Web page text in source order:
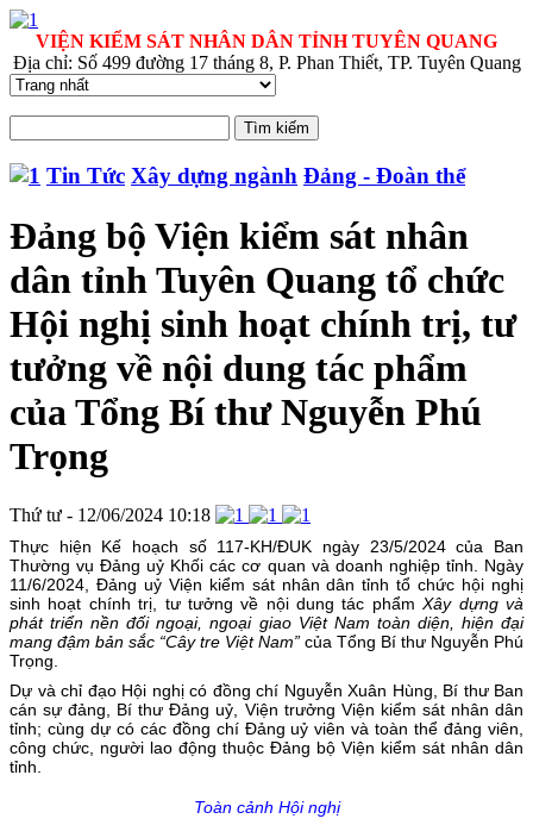
VIỆN KIỂM SÁT NHÂN DÂN TỈNH TUYÊN QUANG
Địa chỉ: Số 499 đường 17 tháng 8, P. Phan Thiết, TP. Tuyên Quang
Tin Tức Xây dựng ngành Đảng - Đoàn thể
Đảng bộ Viện kiểm sát nhân
dân tỉnh Tuyên Quang tổ chức
Hội nghị sinh hoạt chính trị, tư
tưởng về nội dung tác phẩm
của Tổng Bí thư Nguyễn Phú
Trọng
Thứ tư - 12/06/2024 10:18
Thực hiện Kế hoạch số 117-KH/ĐUK ngày 23/5/2024 của Ban
Thường vụ Đảng uỷ Khối các cơ quan và doanh nghiệp tỉnh. Ngày
11/6/2024, Đảng uỷ Viện kiểm sát nhân dân tỉnh tổ chức hội nghị
sinh hoạt chính trị, tư tưởng về nội dung tác phẩmXây dựng và
phát triển nền đối ngoại, ngoại giao Việt Nam toàn diện, hiện đại
mang đậm bản sắc “Cây tre Việt Nam” của Tổng Bí thư Nguyễn Phú
Trọng.
Dự và chỉ đạo Hội nghị có đồng chí Nguyễn Xuân Hùng, Bí thư Ban
cán sự đảng, Bí thư Đảng uỷ, Viện trưởng Viện kiểm sát nhân dân
tỉnh; cùng dự có các đồng chí Đảng uỷ viên và toàn thể đảng viên,
công chức, người lao động thuộc Đảng bộ Viện kiểm sát nhân dân
tỉnh.
Toàn cảnh Hội nghị